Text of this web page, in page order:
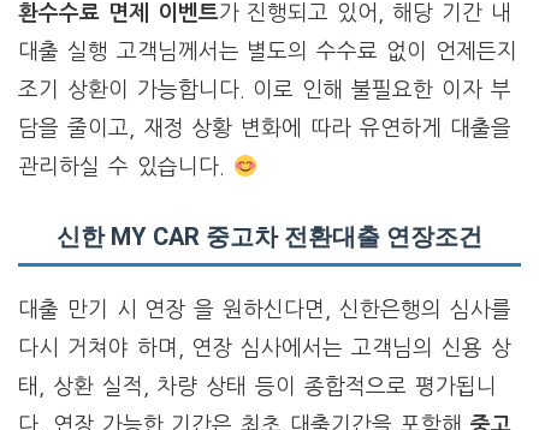
환수수료 면제 이벤트가 진행되고 있어, 해당 기간 내
대출 실행 고객님께서는 별도의 수수료 없이 언제든지
조기 상환이 가능합니다. 이로 인해 불필요한 이자 부
담을 줄이고, 재정 상황 변화에 따라 유연하게 대출을
관리하실 수 있습니다.
신한 MY CAR 중고차 전환대출 연장조건
대출 만기 시 연장 을 원하신다면, 신한은행의 심사를
다시 거쳐야 하며, 연장 심사에서는 고객님의 신용 상
태, 상환 실적, 차량 상태 등이 종합적으로 평가됩니
다. 연장 가능한 기간은 최초 대출기간을 포함해 중고